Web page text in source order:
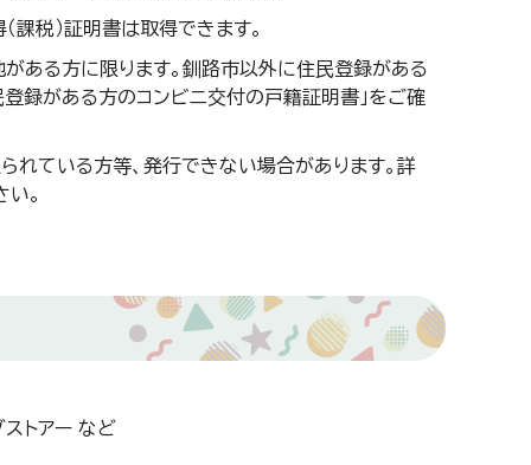
課税）証明書は取得できます。
ある方に限ります。釧路市以外に住民登録がある
録がある方のコンビニ交付の戸籍証明書」をご確
れている方等、発行できない場合があります。詳
。
ストアー など